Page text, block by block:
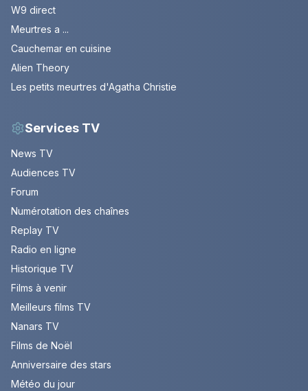
W9 direct
Meurtres a ...
Cauchemar en cuisine
Alien Theory
Les petits meurtres d'Agatha Christie
Services TV
News TV
Audiences TV
Forum
Numérotation des chaînes
Replay TV
Radio en ligne
Historique TV
Films à venir
Meilleurs films TV
Nanars TV
Films de Noël
Anniversaire des stars
Météo du jour